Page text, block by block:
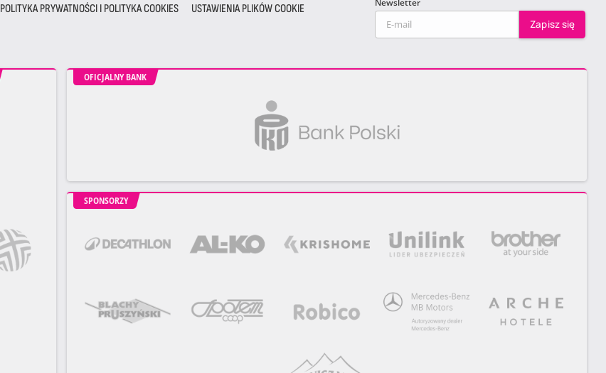
POLITYKA PRYWATNOŚCI I POLITYKA COOKIES USTAWIENIA PLIKÓW COOKIE Newsletter
OFICJALNY BANK
SPONSORZY